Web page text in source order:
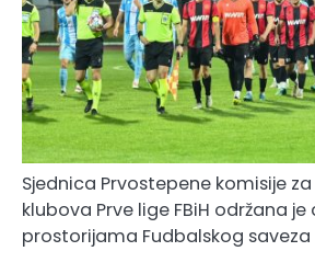
Sjednica Prvostepene komisije
klubova Prve lige FBiH održana je
prostorijama Fudbalskog saveza